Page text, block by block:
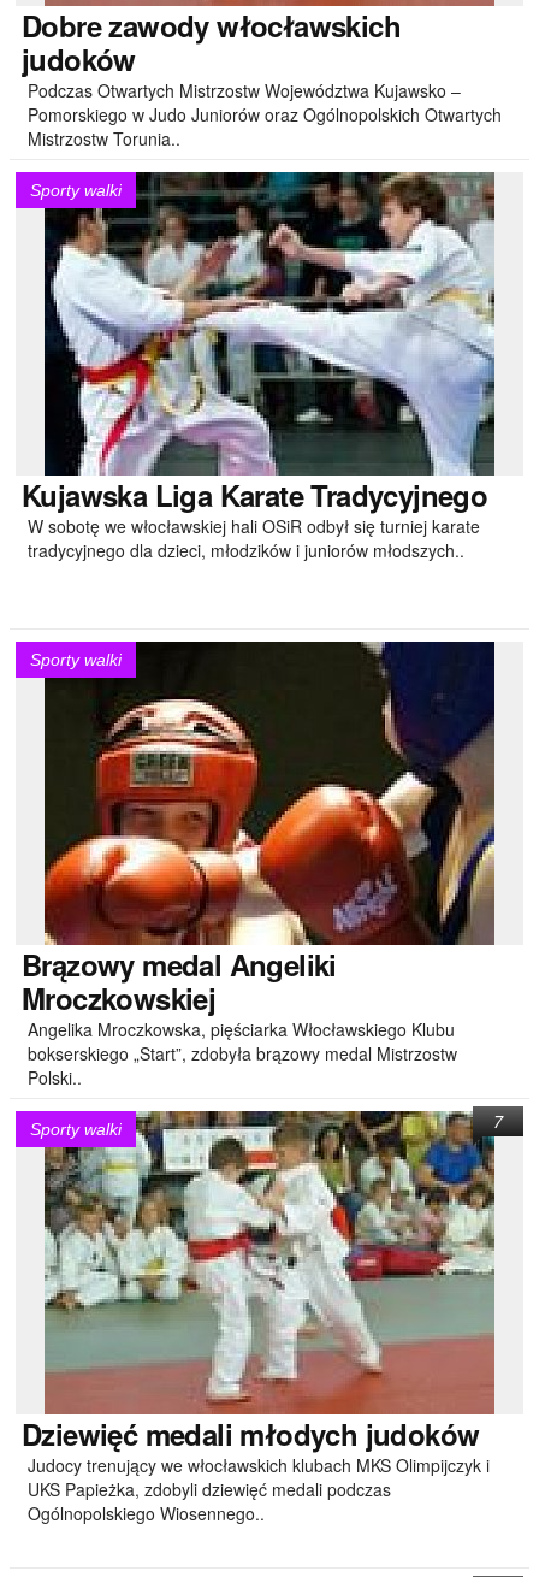
Dobrezawody włocławskich
judoków
Podczas Otwartych Mistrzostw Województwa Kujawsko –
Pomorskiego w Judo Juniorów oraz Ogólnopolskich Otwartych
Mistrzostw Torunia..
Sporty walki
KujawskaLiga Karate Tradycyjnego
W sobotę we włocławskiej hali OSiR odbył się turniej karate
tradycyjnego dla dzieci, młodzików i juniorów młodszych..
Sporty walki
Brązowymedal Angeliki
Mroczkowskiej
Angelika Mroczkowska, pięściarka Włocławskiego Klubu
bokserskiego „Start”, zdobyła brązowy medal Mistrzostw
Polski..
Sporty walki
Dziewięćmedali młodych judoków
Judocy trenujący we włocławskich klubach MKS Olimpijczyk i
UKS Papieżka, zdobyli dziewięć medali podczas
Ogólnopolskiego Wiosennego..
7